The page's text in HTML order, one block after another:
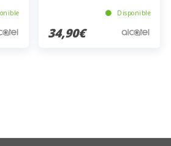
Disponible
34,90€